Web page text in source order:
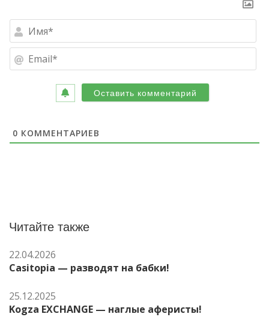
0 КОММЕНТАРИЕВ
Читайте также
22.04.2026
Casitopia — разводят на бабки!
25.12.2025
Kogza EXCHANGE — наглые аферисты!